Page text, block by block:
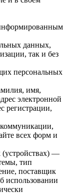
данных,
так и без
персональных
имя,
электронной
регистрации,
всех форм и
(устройствах) —
тип
поставщик
использовании